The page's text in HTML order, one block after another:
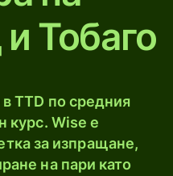
Тобаго
TTD по средния
курс. Wise е
за изпращане,
на пари като